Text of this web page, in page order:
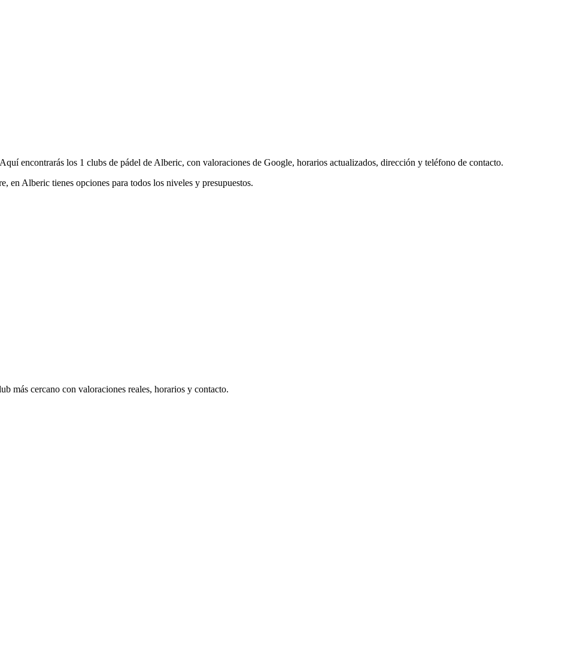
encontrarás los 1 clubs de pádel de Alberic, con valoraciones de Google, horarios actualizados, dirección y teléfono de contacto.
en Alberic tienes opciones para todos los niveles y presupuestos.
más cercano con valoraciones reales, horarios y contacto.